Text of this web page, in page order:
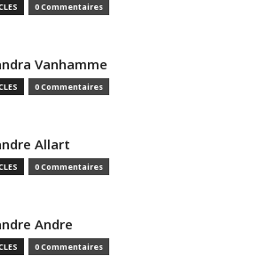
0 Commentaires
Vanhamme
0 Commentaires
Allart
0 Commentaires
Andre
0 Commentaires